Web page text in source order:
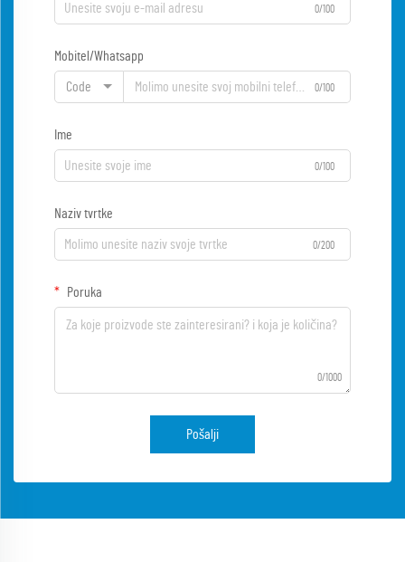
0/100
Mobitel/Whatsapp
Code 0/100
Ime
0/100
Naziv tvrtke
0/200
Poruka
0/1000
Pošalji